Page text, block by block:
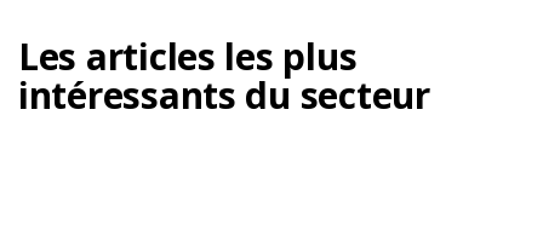
Les articles les plus
intéressants du secteur